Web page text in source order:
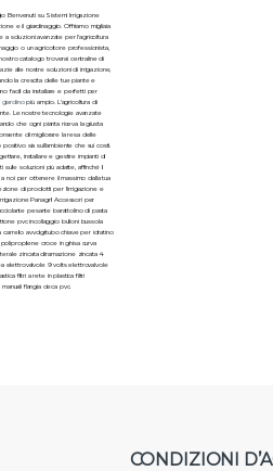
Benvenuti su Sistemi Irrigazione
e il giardinaggio. Offriamo migliaia
a soluzioni avanzate per l'agricoltura
o un agricoltore professionista,
catalogo troverai centraline di
alle nostre soluzioni di irrigazione,
la crescita delle tue piante e
facili da installare e perfetti per
giardinopiù ampio. L'agricoltura di
Le nostre tecnologie avanzate
che ogni pianta riceva la giusta
di migliorare la resa delle
sia sull'ambiente che sui costi.
installare e gestire impianti di
sulle soluzioni più adatte, affinché il
noi per ottenere il massimo dalla tua
di prodotti per l'irrigazione e
Panagri! Accessori per
pesante barattolino di pasta
pvc incollaggio bulloni bussola
avvolgitubo chiave per idratino
croce in ghisa curva
zincata diramazione zincata 4
elettrovalvole 9 volts elettrovalvole
filtri a rete in plastica filtri
flangia cieca pvc.
CONDIZIONI